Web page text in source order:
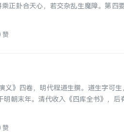
正卦合天心，若交杂乱生魔障。第四
赞
义》四卷，明代程道生撰。道生字可
朝末年。清代收入《四库全书》，后
赞